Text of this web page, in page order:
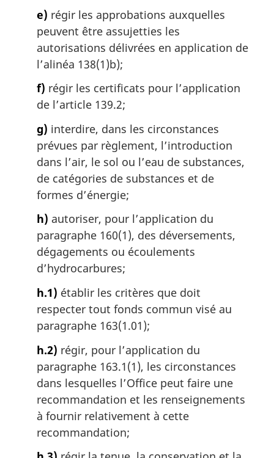
e) régir les approbations auxquelles
peuvent être assujetties les
autorisations délivrées en application de
l’alinéa 138(1)b);
f) régir les certificats pour l’application
de l’article 139.2;
g) interdire, dans les circonstances
prévues par règlement, l’introduction
dans l’air, le sol ou l’eau de substances,
de catégories de substances et de
formes d’énergie;
h) autoriser, pour l’application du
paragraphe 160(1), des déversements,
dégagements ou écoulements
d’hydrocarbures;
h.1) établir les critères que doit
respecter tout fonds commun visé au
paragraphe 163(1.01);
h.2) régir, pour l’application du
paragraphe 163.1(1), les circonstances
dans lesquelles l’Office peut faire une
recommandation et les renseignements
à fournir relativement à cette
recommandation;